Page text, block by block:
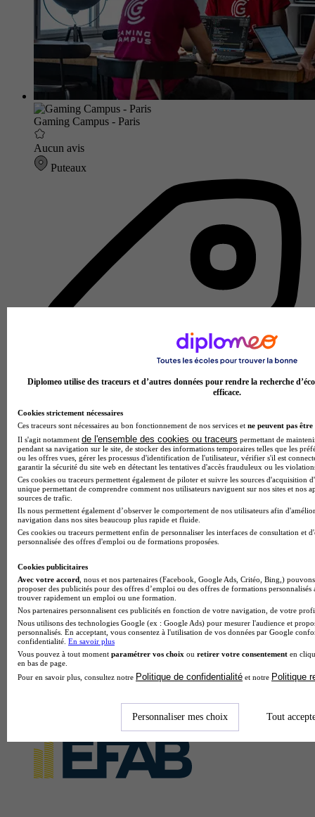
Gaming Campus - Paris
Aucun avis
Puteaux
École de jeux vidéo et d'animation
Voir l’établissement
Diplomeo utilise des traceurs et d’autres données pour rendre la recherche
efficace.
Cookies strictement nécessaires
Ces traceurs sont nécessaires au bon fonctionnement de nos services et ne peuvent pas être
Il s'agit notamment de l'ensemble des cookies ou traceurs permettant de
pendant sa navigation sur le site, de stocker des informations temporaires telles que les
ou les offres vues, gérer les processus d'identification de l'utilisateur, vérifier s'il est
garantir la sécurité du site web en détectant les tentatives d'accès frauduleux ou les
Ces cookies ou traceurs permettent également de piloter et suivre les sources d'acquisition
unique permettant de comprendre comment nos utilisateurs naviguent sur nos sites et nos
sources de trafic.
Ils nous permettent également d’observer le comportement de nos utilisateurs afin
navigation dans nos sites beaucoup plus rapide et fluide.
Ces cookies ou traceurs permettent enfin de personnaliser les interfaces de consultation et
personnalisée des offres d'emploi ou de formations proposées.
Cookies publicitaires
Avec votre accord , nous et nos partenaires (Facebook, Google Ads, Critéo, Bing,)
proposer des publicités pour des offres d’emploi ou des offres de formations
trouver rapidement un emploi ou une formation.
Nos partenaires personnalisent ces publicités en fonction de votre navigation, de votre
Nous utilisons des technologies Google (ex : Google Ads) pour mesurer l'audience et
personnalisés. En acceptant, vous consentez à l'utilisation de vos données par Google
confidentialité. En savoir plus
Vous pouvez à tout moment paramétrer vos choix ou retirer votre consentement en
en bas de page.
Pour en savoir plus, consultez notre Politique de confidentialité et notre Politique
Personnaliser mes choix Tout